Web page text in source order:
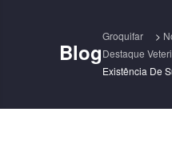
Blog
Groquifar >
Destaque
Existência De